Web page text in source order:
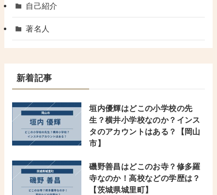
自己紹介
著名人
新着記事
垣内優輝はどこの小学校の先
生？横井小学校なのか？インス
タのアカウントはある？【岡山
市】
磯野善昌はどこのお寺？修多羅
寺なのか！高校などの学歴は？
【茨城県城里町】